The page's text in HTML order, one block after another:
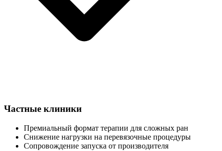
Частные клиники
Премиальный формат терапии для сложных ран
Снижение нагрузки на перевязочные процедуры
Сопровождение запуска от производителя